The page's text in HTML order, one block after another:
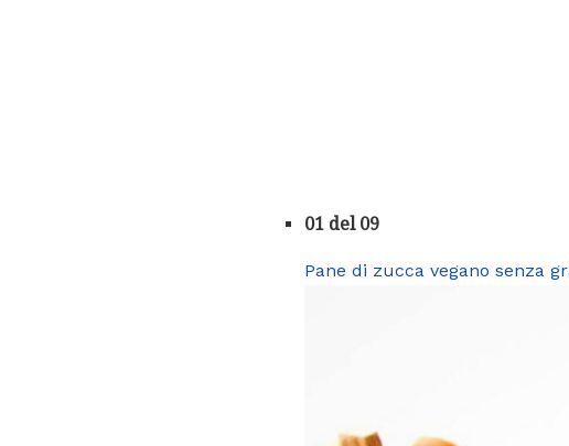
01 del 09
Pane di zucca vegano senza